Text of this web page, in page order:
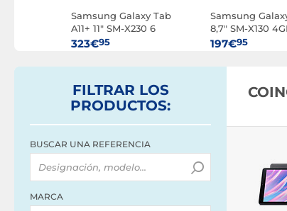
Samsung Galaxy Tab
A11+ 11" SM-X230 6
GB/128 GB Gris Wi-Fi
323€95
Samsung
8,7" SM-X130
Wi-Fi Gris
197€95
FILTRAR LOS
PRODUCTOS:
BUSCAR UNA REFERENCIA
MARCA